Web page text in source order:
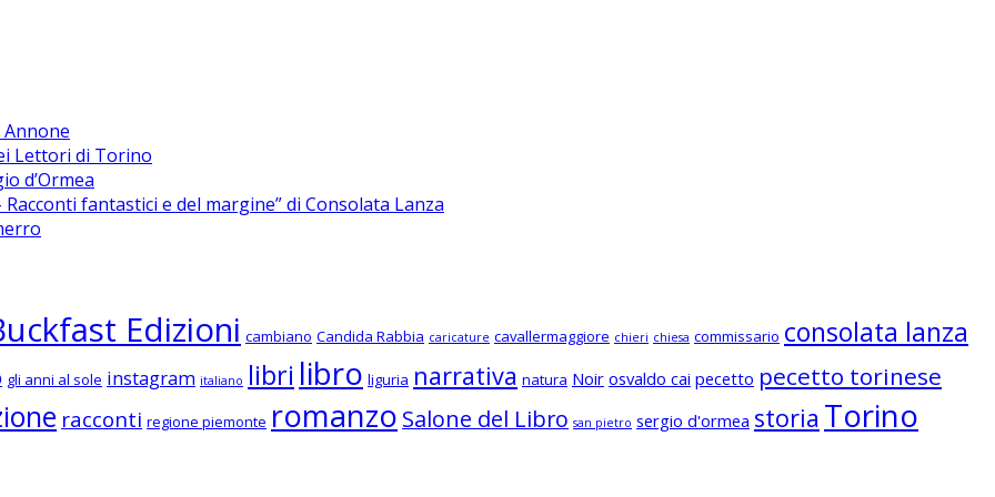
Lettori di Torino
d’Ormea
fantastici e del margine” di Consolata Lanza
Edizioni cambiano Candida Rabbia caricature cavallermaggiore chieri chiesa commissario consolata lanza
gli anni al sole instagram italiano libri libro liguria narrativa natura Noir osvaldo cai pecetto pecetto torinese
racconti regione piemonte romanzo Salone del Libro san pietro sergio d'ormea storia Torino